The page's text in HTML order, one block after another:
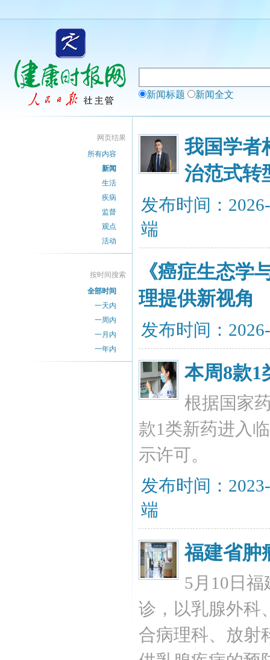
新闻标题 新闻全文
网页结果
所有内容
新闻
生活
疾病
监督
观点
活动
按时间搜索
全部时间
一天内
一周内
一月内
一年内
我国学者
治范式转
发布时间：
端
《癌症生态学
理提供新视角
发布时间：
本周8款1
根据国家
款1类新药进入
示许可。
发布时间：
端
福建省肿
5月10日
诊，以乳腺外科
合病理科、放射